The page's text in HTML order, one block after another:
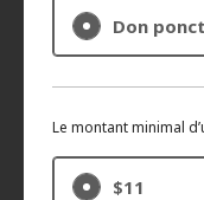
Don
Le montant minimal
$11